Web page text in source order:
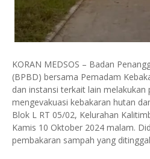
KORAN MEDSOS – Badan
(BPBD) bersama Pemadam
dan instansi terkait lain melakukan
mengevakuasi kebakaran hutan
Blok L RT 05/02, Kelurahan
Kamis 10 Oktober 2024 malam.
pembakaran sampah yang